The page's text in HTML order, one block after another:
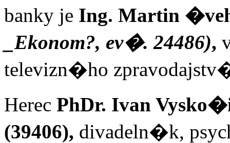
banky je Ing. Martin
_Ekonom?, ev�. 24486),
televizn�ho
Herec PhDr. Ivan
(39406), divadeln�k,